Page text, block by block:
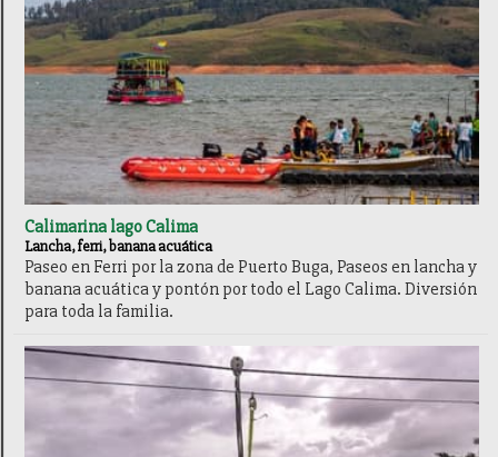
Calimarina lago Calima
Lancha, ferri, banana acuática
Paseo en Ferri por la zona de Puerto Buga, Paseos en lancha y
banana acuática y pontón por todo el Lago Calima. Diversión
para toda la familia.